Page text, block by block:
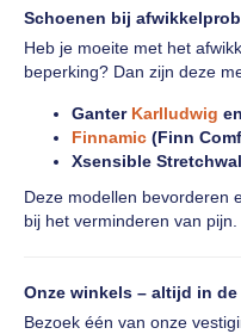
Schoenen bij
Heb je moeite met het
beperking? Dan zijn deze
Ganter Karlludwig en
Finnamic (Finn
Xsensible
Deze modellen bevorderen
bij het verminderen van pijn.
Onze winkels – altijd in
Bezoek één van onze